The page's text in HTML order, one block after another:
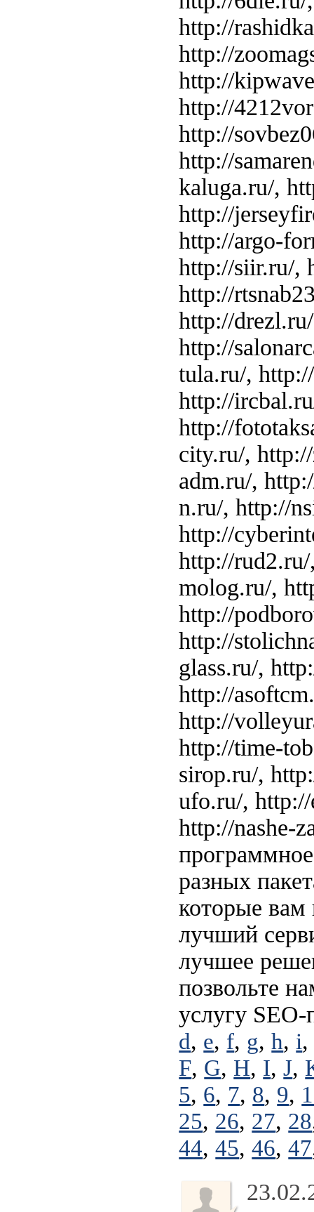
http://
http://
http://
http://
http://
http://
kaluga.ru/,
http://
http://argo-
http://siir.ru/,
http://
http://
http://
tula.ru/,
http://
http://
city.ru/,
adm.ru/,
n.ru/, http://
http://
http://
molog.ru/,
http://
http://
glass.ru/,
http://
http://
http://time-
sirop.ru/,
ufo.ru/,
http://nashe-
разных
которые вам
лучший
лучшее
позвольте
услугу
d, e, f, g,h, i
F, G, H, I,J,
5, 6, 7, 8, 9,
25, 26, 27, 28
44,45,46,47